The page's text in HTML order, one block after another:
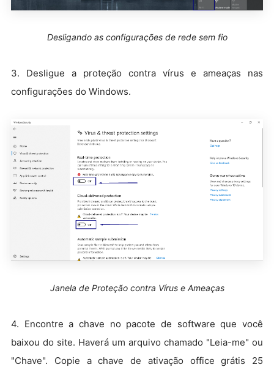
Desligando as configurações de rede sem fio
3. Desligue a proteção contra vírus e ameaças nas
configurações do Windows.
Janela de Proteção contra Vírus e Ameaças
4. Encontre a chave no pacote de software que você
baixou do site. Haverá um arquivo chamado "Leia-me" ou
"Chave". Copie a chave de ativação office grátis 25